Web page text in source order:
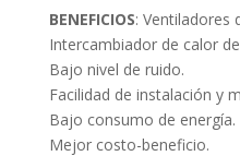
BENEFICIOS: Ventiladores
Intercambiador de calor
Bajo nivel de ruido.
Facilidad de instalación y
Bajo consumo de energía.
Mejor costo-beneficio.